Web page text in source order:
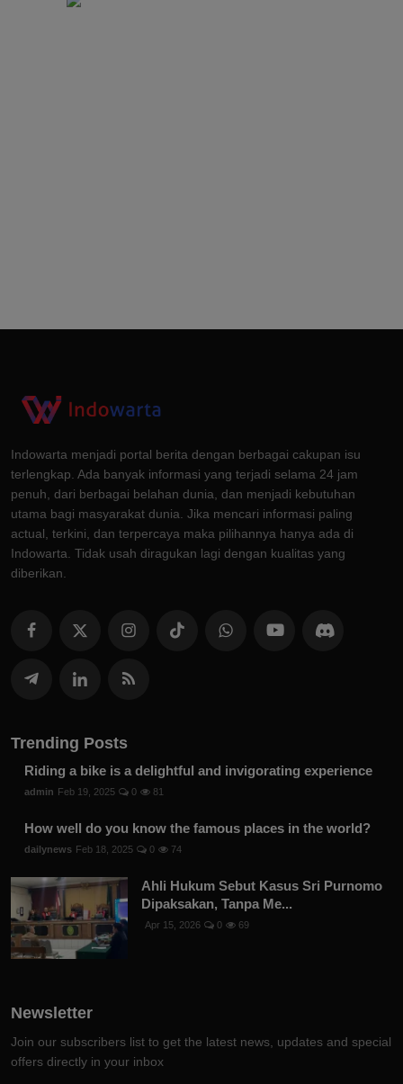
Indowarta menjadi portal berita dengan berbagai cakupan isu
terlengkap. Ada banyak informasi yang terjadi selama 24 jam
penuh, dari berbagai belahan dunia, dan menjadi kebutuhan
utama bagi masyarakat dunia. Jika mencari informasi paling
actual, terkini, dan terpercaya maka pilihannya hanya ada di
Indowarta. Tidak usah diragukan lagi dengan kualitas yang
diberikan.
Trending Posts
Riding a bike is a delightful and invigorating experience
admin Feb 19, 2025 0 81
How well do you know the famous places in the world?
dailynews Feb 18, 2025 0 74
Ahli Hukum Sebut Kasus Sri Purnomo
Dipaksakan, Tanpa Me...
Apr 15, 2026 0 69
Newsletter
Join our subscribers list to get the latest news, updates and special
offers directly in your inbox